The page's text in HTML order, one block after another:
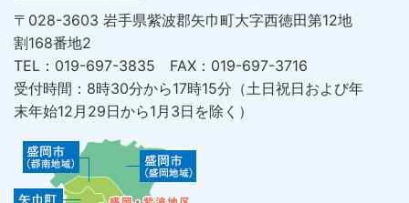
〒028-3603 岩手県紫波郡矢巾町大字西徳田第12地
割168番地2
TEL：019-697-3835 FAX：019-697-3716
受付時間：8時30分から17時15分（土日祝日および年
末年始12月29日から1月3日を除く）